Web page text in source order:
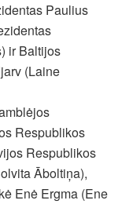
Paulius
ir Baltijos
(Laine
Respublikos
Respublikos
Āboltiņa),
Enė Ergma (Ene